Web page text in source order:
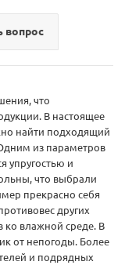
вопрос
что
В настоящее
найти подходящий
из параметров
упругостью и
что выбрали
прекрасно себя
других
ко влажной среде. В
от непогоды. Более
и подрядных